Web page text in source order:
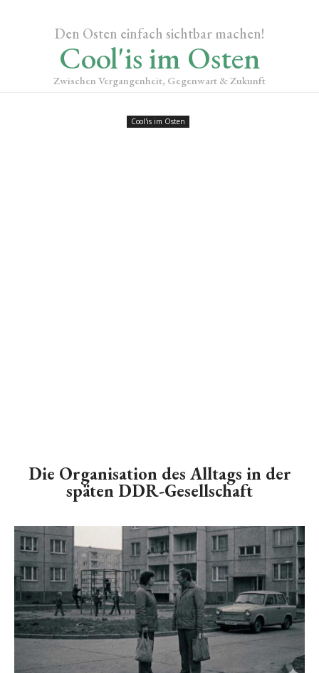
Den Osten einfach sichtbar machen!
Cool'is im Osten
Zwischen Vergangenheit, Gegenwart & Zukunft
Cool'is im Osten
Die Organisation des Alltags in der
späten DDR-Gesellschaft